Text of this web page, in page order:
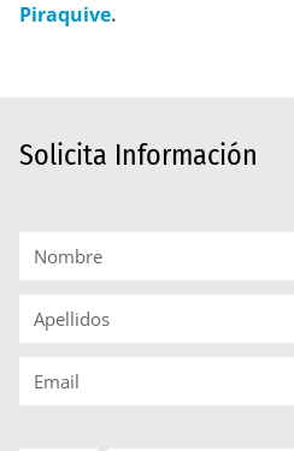
Piraquive.
Solicita Información